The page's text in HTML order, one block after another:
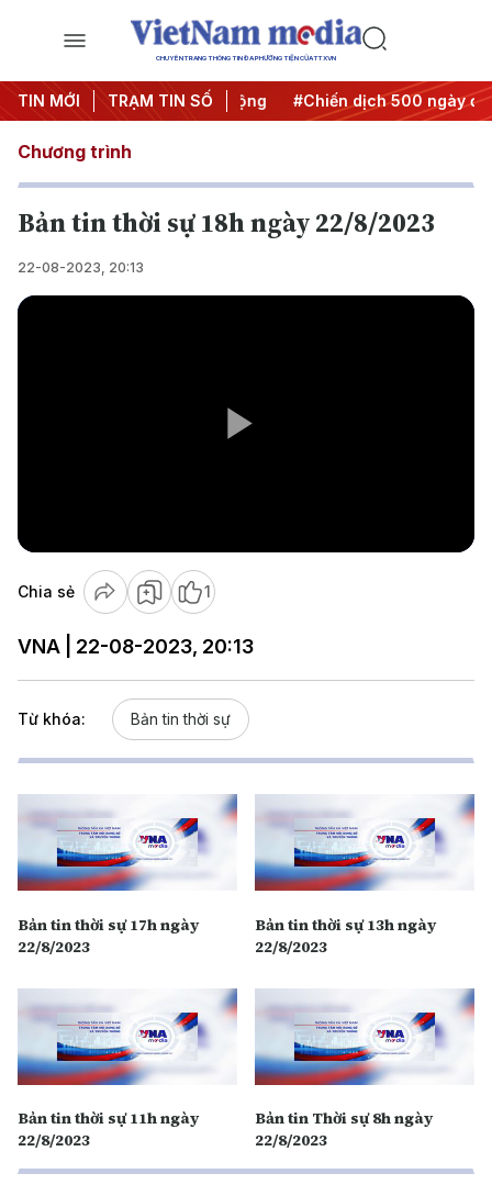
CHUYÊN TRANG THÔNG TIN ĐA PHƯƠNG TIỆN CỦA TTXVN
TIN MỚI TRẠM TIN SỐ
Nghị quyết thành hành động #Chiến dịch 500 ngày đêm
Chương trình
Bản tin thời sự 18h ngày 22/8/2023
22-08-2023, 20:13
Video
Chia sẻ 1
VNA | 22-08-2023, 20:13
Từ khóa: Bản tin thời sự
Bản tin thời sự 17h ngày
22/8/2023
Bản tin thời sự 13h ngày
22/8/2023
Bản tin thời sự 11h ngày
22/8/2023
Bản tin Thời sự 8h ngày
22/8/2023